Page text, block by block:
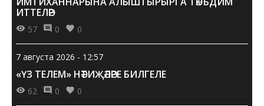
ИТТЕЛӘР
57 0 0
7 августа 2026 - 12:57
«ҮЗ ТЕЛЕМ» НӘТИҖӘЛӘРЕ БИЛГЕЛЕ
62 0 0